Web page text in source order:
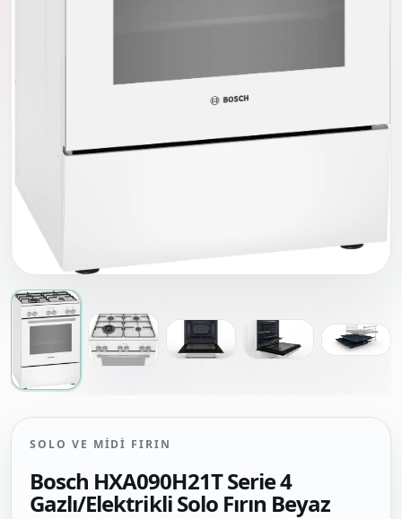
SOLO VE MIDI FIRIN
Bosch HXA090H21T Serie 4
Gazlı/Elektrikli Solo Fırın Beyaz